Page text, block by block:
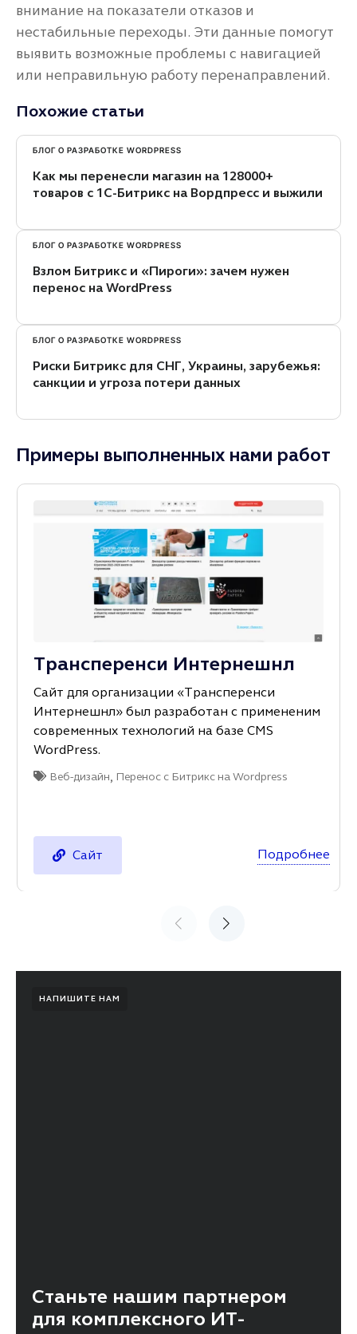
внимание на показатели отказов и
нестабильные переходы. Эти данные помогут
выявить возможные проблемы с навигацией
или неправильную работу перенаправлений.
Похожие статьи
БЛОГ О РАЗРАБОТКЕ WORDPRESS
Как мы перенесли магазин на 128000+
товаров с 1С-Битрикс на Вордпресс и выжили
БЛОГ О РАЗРАБОТКЕ WORDPRESS
Взлом Битрикс и «Пироги»: зачем нужен
перенос на WordPress
БЛОГ О РАЗРАБОТКЕ WORDPRESS
Риски Битрикс для СНГ, Украины, зарубежья:
санкции и угроза потери данных
Примеры выполненных нами работ
Трансперенси Интернешнл
Сайт для организации «Трансперенси
Интернешнл» был разработан с примененим
современных технологий на базе CMS
WordPress.
Веб-дизайн, Перенос с Битрикс на Wordpress
Сайт Подробнее
НАПИШИТЕ НАМ
Станьте нашим партнером
для комплексного ИТ-